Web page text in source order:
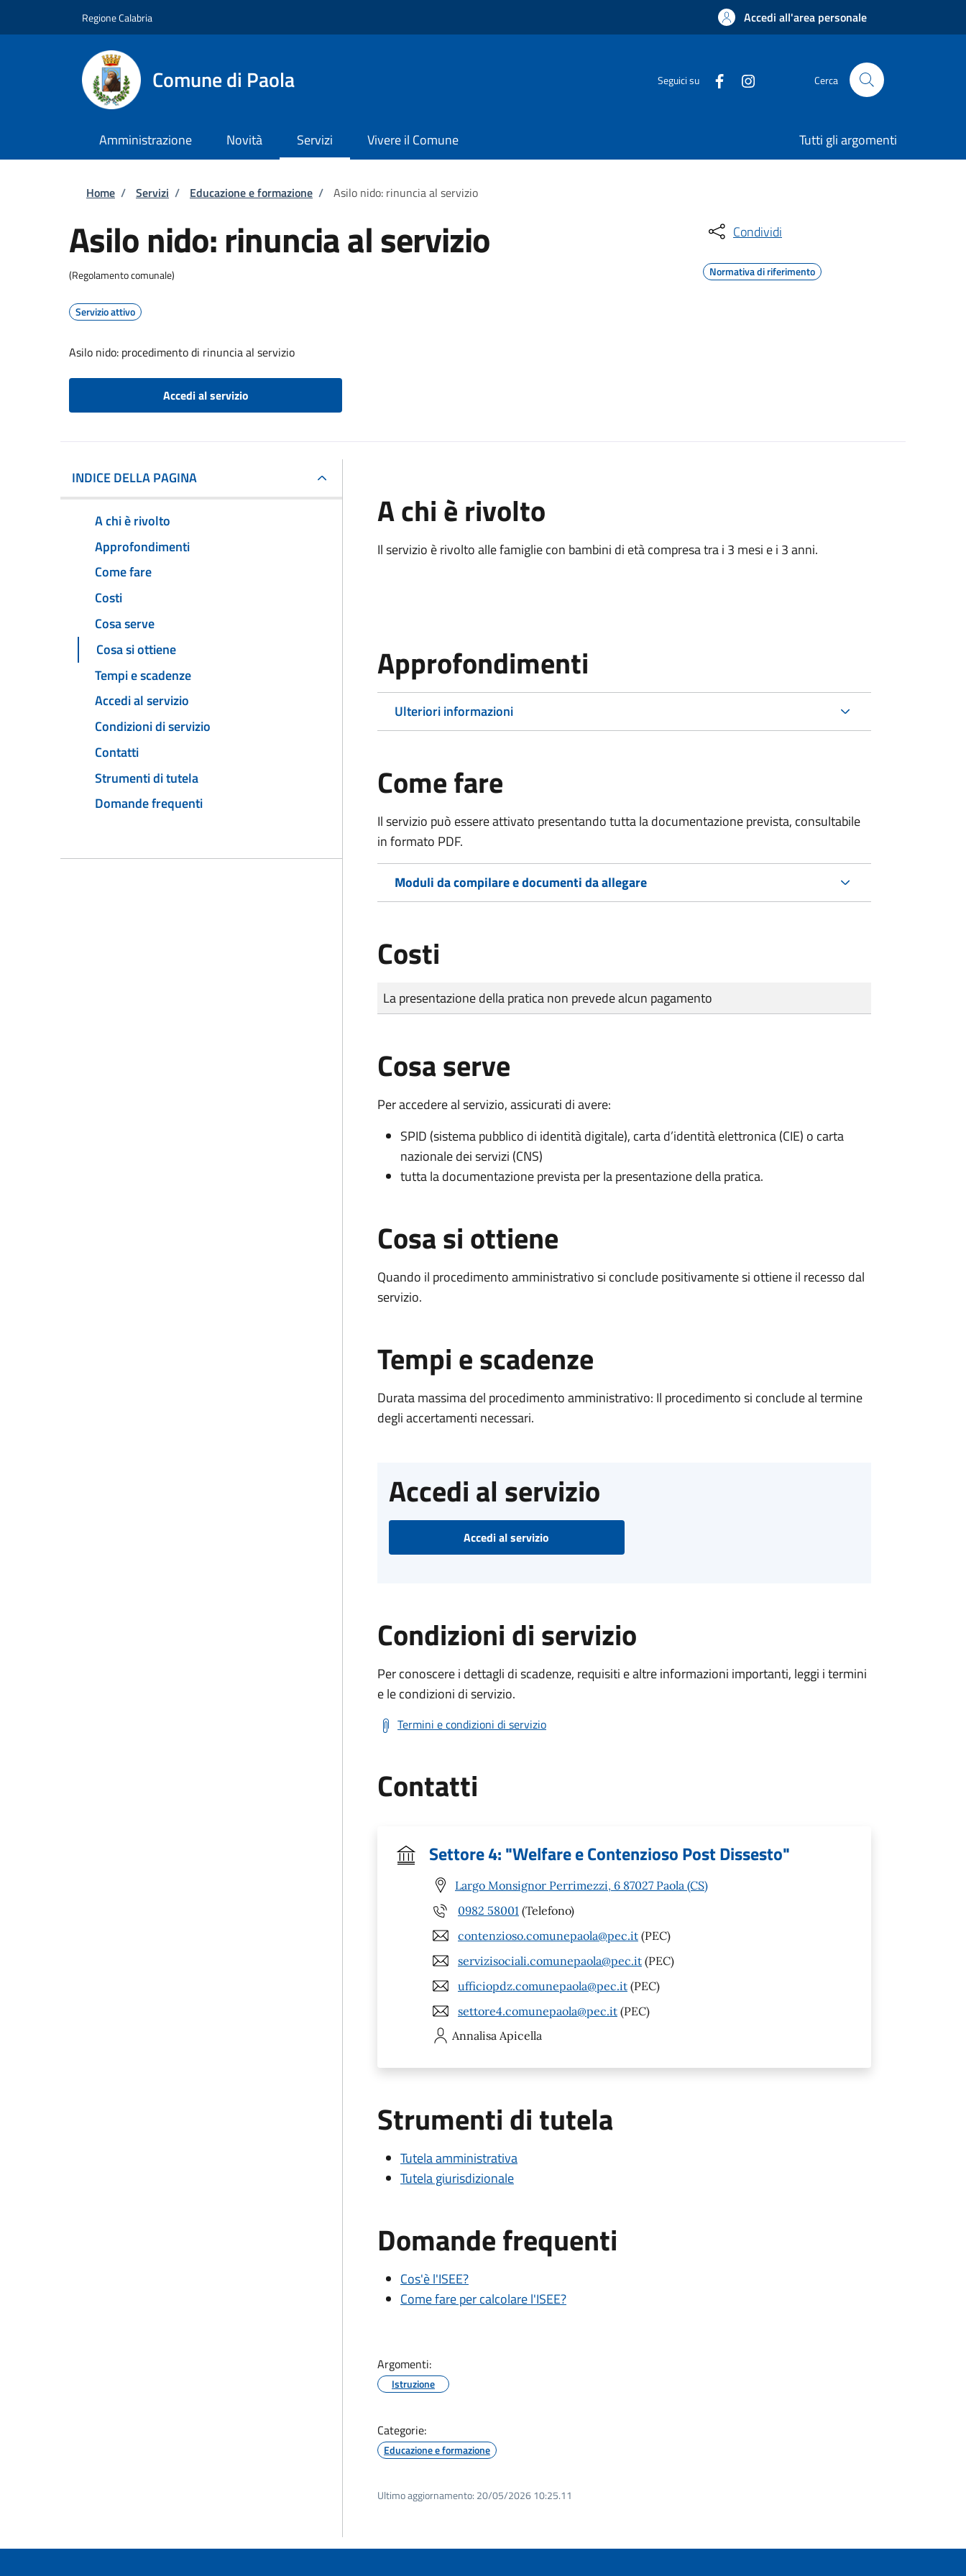
Regione Calabria Accedi all'area personale
Comune di Paola Seguici su Cerca
Amministrazione Novità Servizi Vivere il Comune Tutti gli argomenti
Briciole di pane
Home / Servizi / Educazione e formazione / Asilo nido: rinuncia al servizio
Asilo nido: rinuncia al servizio
(Regolamento comunale)
Servizio attivo
Asilo nido: procedimento di rinuncia al servizio
Accedi al servizio
Condividi
Normativa di riferimento
INDICE DELLA PAGINA
A chi è rivolto
Approfondimenti
Come fare
Costi
Cosa serve
Cosa si ottiene
Tempi e scadenze
Accedi al servizio
Condizioni di servizio
Contatti
Strumenti di tutela
Domande frequenti
A chi è rivolto
Il servizio è rivolto alle famiglie con bambini di età compresa tra i 3 mesi e i 3 anni.
Approfondimenti
Ulteriori informazioni
Come fare
Il servizio può essere attivato presentando tutta la documentazione prevista, consultabile
in formato PDF.
Moduli da compilare e documenti da allegare
Costi
Tipo di pagamento
Importo
La presentazione della pratica non prevede alcun pagamento
Cosa serve
Per accedere al servizio, assicurati di avere:
SPID (sistema pubblico di identità digitale), carta d’identità elettronica (CIE) o carta
nazionale dei servizi (CNS)
tutta la documentazione prevista per la presentazione della pratica.
Cosa si ottiene
Quando il procedimento amministrativo si conclude positivamente si ottiene il recesso dal
servizio.
Tempi e scadenze
Durata massima del procedimento amministrativo: Il procedimento si conclude al termine
degli accertamenti necessari.
Accedi al servizio
Accedi al servizio
Condizioni di servizio
Per conoscere i dettagli di scadenze, requisiti e altre informazioni importanti, leggi i termini
e le condizioni di servizio.
Termini e condizioni di servizio
Contatti
Settore 4: "Welfare e Contenzioso Post Dissesto"
Largo Monsignor Perrimezzi, 6 87027 Paola (CS)
0982 58001 (Telefono)
contenzioso.comunepaola@pec.it (PEC)
servizisociali.comunepaola@pec.it (PEC)
ufficiopdz.comunepaola@pec.it (PEC)
settore4.comunepaola@pec.it (PEC)
Annalisa Apicella
Strumenti di tutela
Tutela amministrativa
Tutela giurisdizionale
Domande frequenti
Cos'è l'ISEE?
Come fare per calcolare l'ISEE?
Argomenti:
Istruzione
Categorie:
Educazione e formazione
Ultimo aggiornamento: 20/05/2026 10:25.11